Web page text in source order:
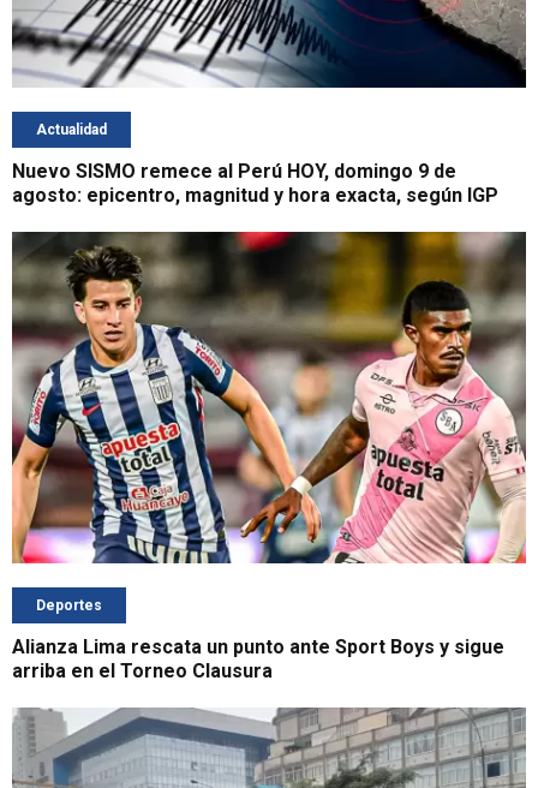
Actualidad
Nuevo SISMO remece al Perú HOY, domingo 9 de
agosto: epicentro, magnitud y hora exacta, según IGP
Deportes
Alianza Lima rescata un punto ante Sport Boys y sigue
arriba en el Torneo Clausura